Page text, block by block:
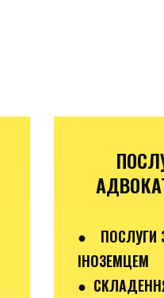
●
ІНОЗЕМЦЕМ
●